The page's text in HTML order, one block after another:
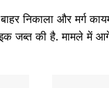
निकाला और मर्ग
जब्त की है. मामले में आगे